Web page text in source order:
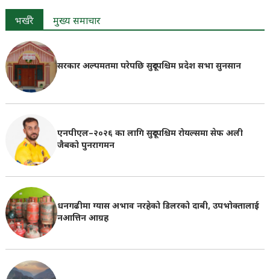
भर्खरै मुख्य समाचार
सरकार अल्पमतमा परेपछि सुदूरपश्चिम प्रदेश सभा सुनसान
एनपीएल–२०२६ का लागि सुदूरपश्चिम रोयल्समा सेफ अली
जैबको पुनरागमन
धनगढीमा ग्यास अभाव नरहेको डिलरको दाबी, उपभोक्तालाई
नआत्तिन आग्रह